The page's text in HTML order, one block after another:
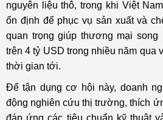
nguyên liệu thô, trong khi Việt
ổn định để phục vụ sản xuất và
quan trọng giúp thương mại
trên 4 tỷ USD trong nhiều năm qua
thời gian tới.
Để tận dụng cơ hội này, doanh
động nghiên cứu thị trường, thích